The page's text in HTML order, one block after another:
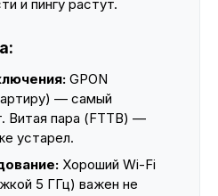
и пингу растут.
GPON
— самый
Витая пара (FTTB) —
устарел.
Хороший Wi-Fi
5 ГГц) важен не